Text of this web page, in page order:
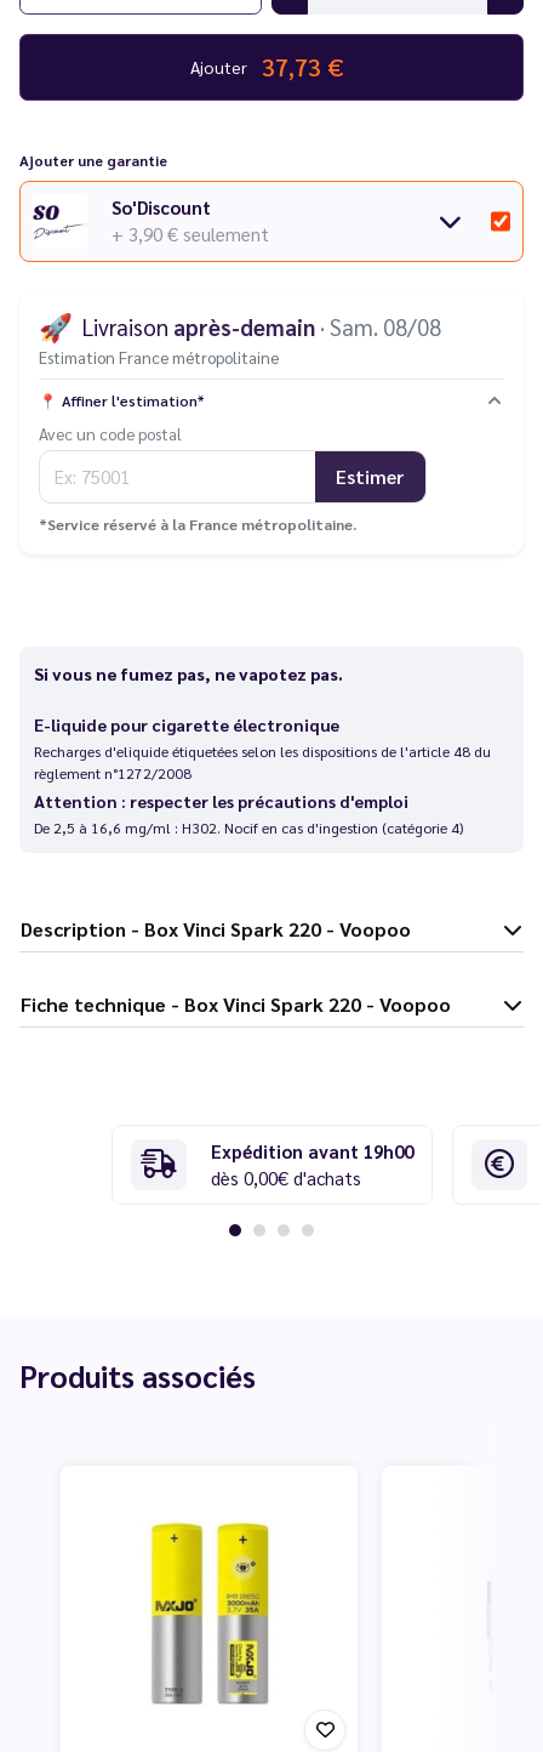
Découvrez toute la gammeVinci de Voopoodans nos
Ajouter 37,73 €
Ajouter une garantie
So'Discount
+ 3,90 € seulement
🚀 Livraison après-demain · Sam. 08/08
Estimation France métropolitaine
📍 Affiner l'estimation*
Avec un code postal
Estimer
*Service réservé à la France métropolitaine.
Si vous ne fumez pas, ne vapotez pas.
E-liquide pour cigarette électronique
Recharges d'eliquide étiquetées selon les dispositions de l'article 48 du
règlement n°1272/2008
Attention : respecter les précautions d'emploi
De 2,5 à 16,6 mg/ml : H302. Nocif en cas d'ingestion (catégorie 4)
Description - Box Vinci Spark 220 - Voopoo
Fiche technique - Box Vinci Spark 220 - Voopoo
Expédition avant 19h00
dès 0,00€ d'achats
Produits associés